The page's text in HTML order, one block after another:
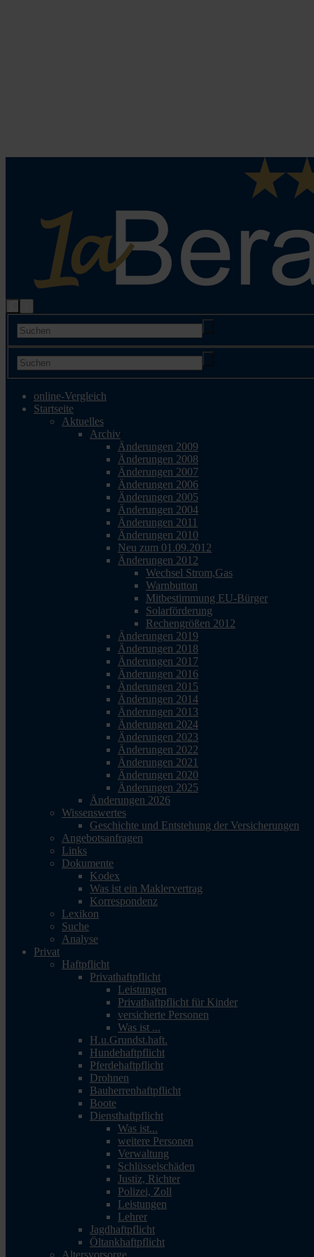
online-Vergleich
Startseite
Aktuelles
Archiv
Änderungen 2009
Änderungen 2008
Änderungen 2007
Änderungen 2006
Änderungen 2005
Änderungen 2004
Änderungen 2011
Änderungen 2010
Neu zum 01.09.2012
Änderungen 2012
Wechsel Strom,Gas
Warnbutton
Mitbestimmung EU-Bürger
Solarförderung
Rechengrößen 2012
Änderungen 2019
Änderungen 2018
Änderungen 2017
Änderungen 2016
Änderungen 2015
Änderungen 2014
Änderungen 2013
Änderungen 2024
Änderungen 2023
Änderungen 2022
Änderungen 2021
Änderungen 2020
Änderungen 2025
Änderungen 2026
Wissenswertes
Geschichte und Entstehung der Versicherungen
Angebotsanfragen
Links
Dokumente
Kodex
Was ist ein Maklervertrag
Korrespondenz
Lexikon
Suche
Analyse
Privat
Haftpflicht
Privathaftpflicht
Leistungen
Privathaftpflicht für Kinder
versicherte Personen
Was ist ...
H.u.Grundst.haft.
Hundehaftpflicht
Pferdehaftpflicht
Drohnen
Bauherrenhaftpflicht
Boote
Diensthaftpflicht
Was ist...
weitere Personen
Verwaltung
Schlüsselschäden
Justiz, Richter
Polizei, Zoll
Leistungen
Lehrer
Jagdhaftpflicht
Öltankhaftpflicht